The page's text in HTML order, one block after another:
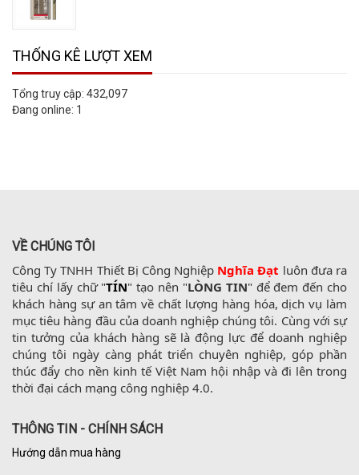
THỐNG KÊ LƯỢT XEM
Tổng truy cập: 432,097
Đang online: 1
VỀ CHÚNG TÔI
Công Ty TNHH Thiết Bị Công Nghiệp Nghĩa Đạt luôn đưa ra
tiêu chí lấy chữ "TÍN" tạo nên "LÒNG TIN" để đem đến cho
khách hàng sự an tâm về chất lượng hàng hóa, dịch vụ làm
mục tiêu hàng đầu của doanh nghiệp chúng tôi. Cùng với sự
tin tưởng của khách hàng sẽ là động lực để doanh nghiệp
chúng tôi ngày càng phát triển chuyên nghiệp, góp phần
thúc đẩy cho nền kinh tế Việt Nam hội nhập và đi lên trong
thời đại cách mạng công nghiệp 4.0.
THÔNG TIN - CHÍNH SÁCH
Hướng dẫn mua hàng